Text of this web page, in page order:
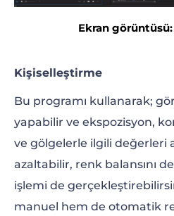
Ekran
Kişiselleştirme
Bu programı kullanarak;
yapabilir ve ekspozisyon,
ve gölgelerle ilgili değerleri
azaltabilir, renk balansını
işlemi de
manuel hem de otomatik